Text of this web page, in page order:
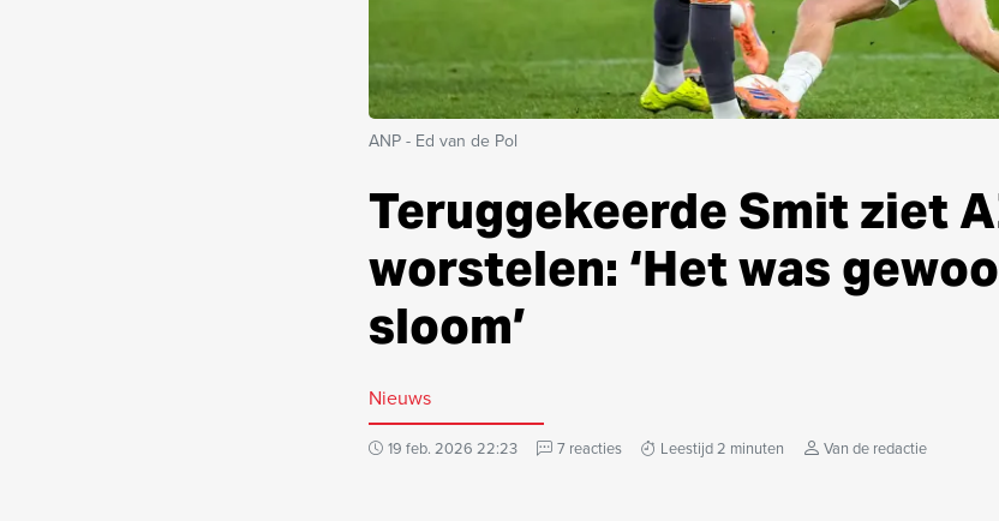
ANP - Ed van de Pol
Teruggekeerde Smit ziet
worstelen: ‘Het was
sloom’
Nieuws
19 feb. 2026 22:23 7 reacties Leestijd 2 minuten Van de redactie